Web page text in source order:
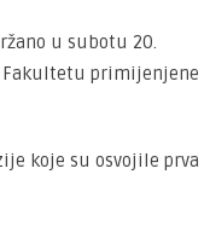
u subotu 20.
Fakultetu primijenjene
koje su osvojile prva